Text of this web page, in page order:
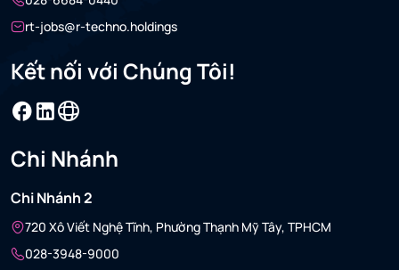
rt-jobs@r-techno.holdings
Kết nối với Chúng Tôi!
Chi Nhánh
Chi Nhánh 2
720 Xô Viết Nghệ Tĩnh, Phường Thạnh Mỹ Tây, TPHCM
028-3948-9000